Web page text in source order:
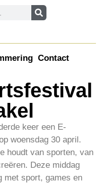
Contact
keer een E-
woensdag 30 april.
houdt van sporten, van
Deze middag
met sport, games en